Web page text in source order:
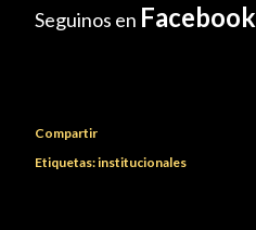
Seguinos en Facebook
Compartir
Etiquetas:institucionales